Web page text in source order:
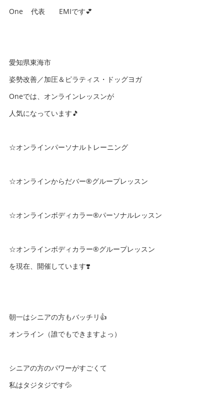
One 代表 EMIです💕
愛知県東海市
姿勢改善／加圧＆ピラティス・ドッグヨガ
Oneでは、オンラインレッスンが
人気になっています🎵
☆オンラインパーソナルトレーニング
☆オンラインからだバー®️グループレッスン
☆オンラインボディカラー®️パーソナルレッスン
☆オンラインボディカラー®️グループレッスン
を現在、開催しています❣️
朝一はシニアの方もバッチリ👍
オンライン（誰でもできますよっ）
シニアの方のパワーがすごくて
私はタジタジです💦